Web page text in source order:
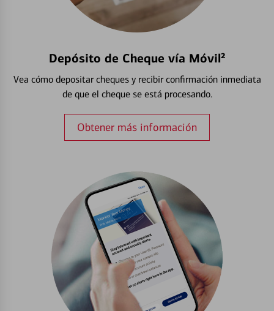
Depósito de Cheque vía Móvil²
Vea cómo depositar cheques y recibir confirmación inmediata
de que el cheque se está procesando.
Obtener más información